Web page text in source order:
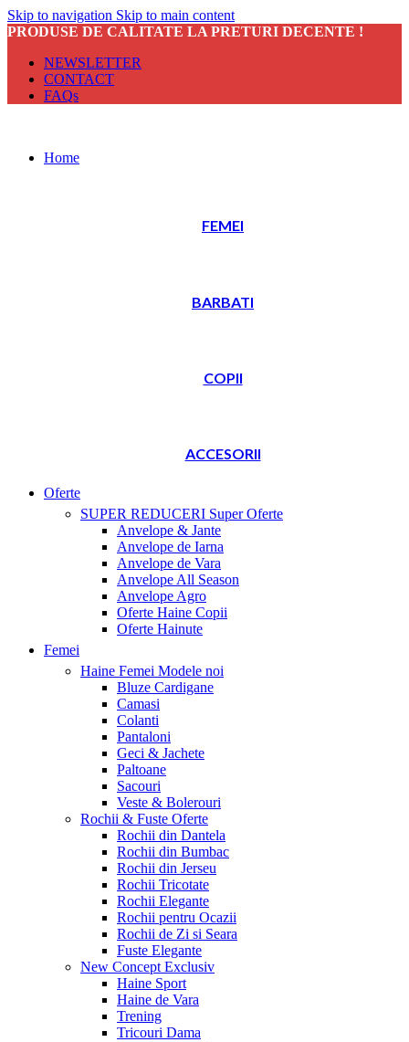
Skip to navigation Skip to main content
PRODUSE DE CALITATE LA PRETURI DECENTE !
NEWSLETTER
CONTACT
FAQs
Home
FEMEI
BARBATI
COPII
ACCESORII
Oferte
SUPER REDUCERI Super Oferte
Anvelope & Jante
Anvelope de Iarna
Anvelope de Vara
Anvelope All Season
Anvelope Agro
Oferte Haine Copii
Oferte Hainute
Femei
Haine Femei Modele noi
Bluze Cardigane
Camasi
Colanti
Pantaloni
Geci & Jachete
Paltoane
Sacouri
Veste & Bolerouri
Rochii & Fuste Oferte
Rochii din Dantela
Rochii din Bumbac
Rochii din Jerseu
Rochii Tricotate
Rochii Elegante
Rochii pentru Ocazii
Rochii de Zi si Seara
Fuste Elegante
New Concept Exclusiv
Haine Sport
Haine de Vara
Trening
Tricouri Dama